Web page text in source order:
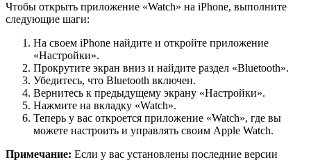
Чтобы открыть приложение «Watch» на iPhone, выполните
следующие шаги:
На своем iPhone найдите и откройте приложение
«Настройки».
Прокрутите экран вниз и найдите раздел «Bluetooth».
Убедитесь, что Bluetooth включен.
Вернитесь к предыдущему экрану «Настройки».
Нажмите на вкладку «Watch».
Теперь у вас откроется приложение «Watch», где вы
можете настроить и управлять своим Apple Watch.
Примечание: Если у вас установлены последние версии